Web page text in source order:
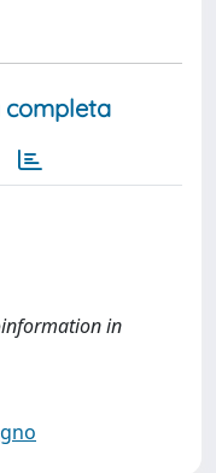
completa
in